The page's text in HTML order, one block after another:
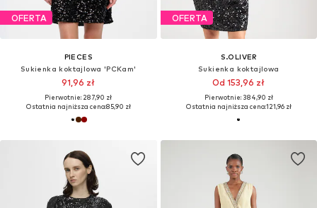
OFERTA
PIECES
Sukienka koktajlowa 'PCKam'
91,96 zł
Pierwotnie: 287,90 zł
Ostatnia najniższa cena:85,90 zł
OFERTA
S.OLIVER
Sukienka koktajlowa
Od 153,96 zł
Pierwotnie: 384,90 zł
Ostatnia najniższa cena:121,96 zł